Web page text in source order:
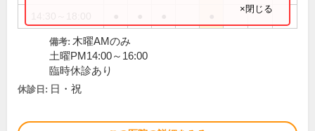
×閉じる
備考: 木曜AMのみ
土曜PM14:00～16:00
臨時休診あり
休診日: 日・祝